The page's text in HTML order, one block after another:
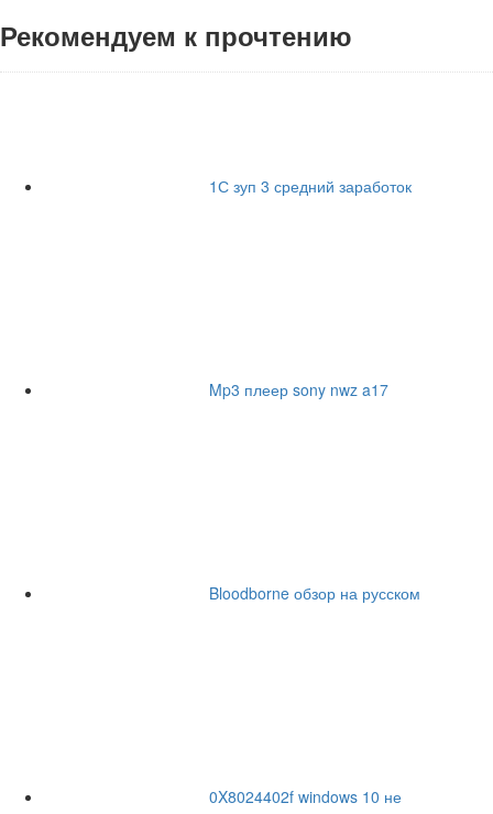
Рекомендуем к прочтению
1С зуп 3 средний заработок
Mp3 плеер sony nwz a17
Bloodborne обзор на русском
0X8024402f windows 10 не